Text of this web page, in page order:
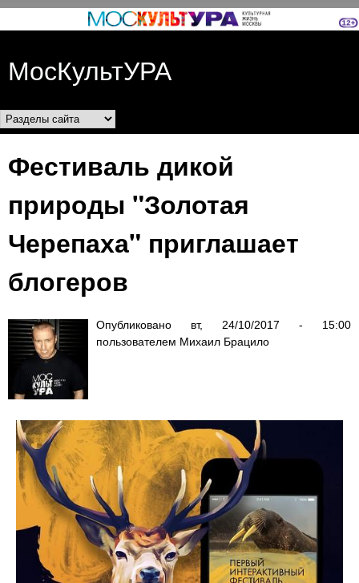
Перейти к основному
МосКультУРА
Разделы сайта
Фестиваль дикой
природы "Золотая
Черепаха" приглашает
блогеров
Опубликовано вт, 24/10/2017 - 15:00
пользователем Михаил Брацило